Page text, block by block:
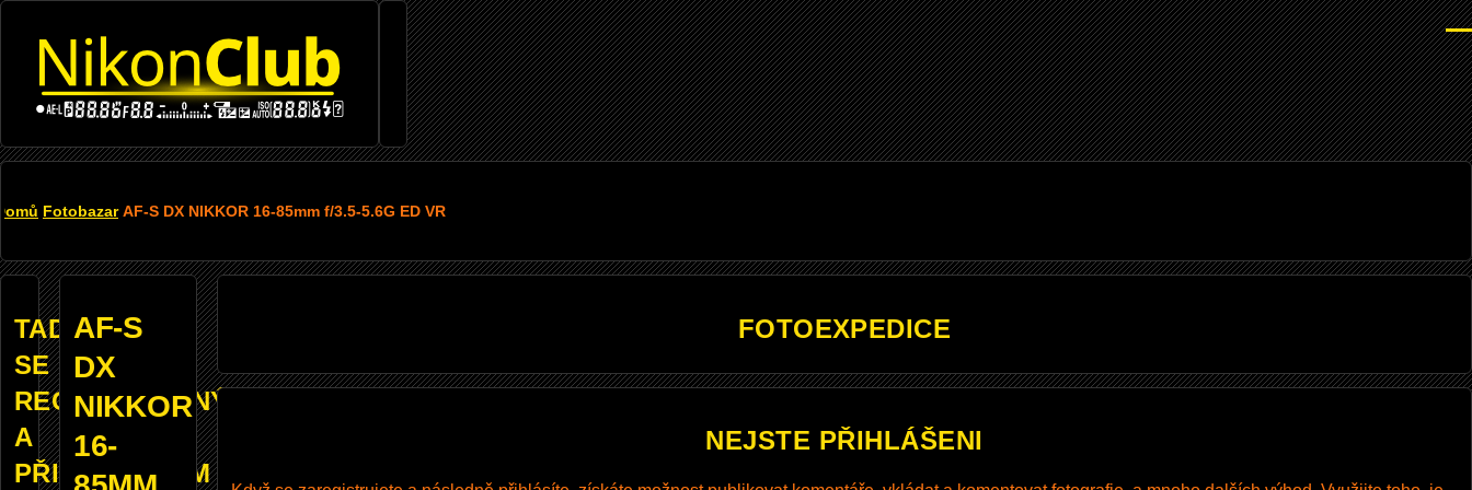
DROBEČKOVÁ
Fotobazar AF-S DX NIKKOR 16-85mm f/3.5-5.6G ED VR
TADY
SE
REGISTROVANÝM
A
PŘIHLÁŠENÝM
AF-S
DX
NIKKOR
16-
FOTOEXPEDICE
NEJSTE PŘIHLÁŠENI